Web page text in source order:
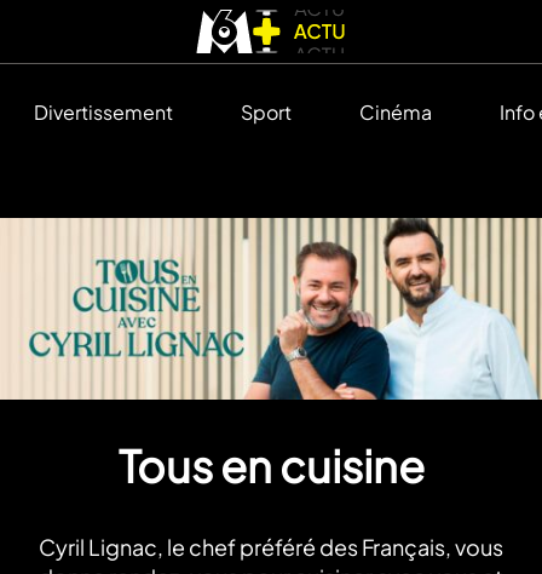
Divertissement Sport Cinéma Info
Tous en cuisine
Cyril Lignac, le chef préféré des Français, vous